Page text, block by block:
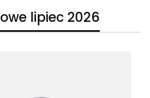
lipiec 2026